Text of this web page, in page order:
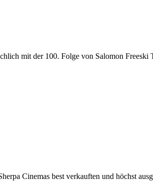
mit der 100. Folge von Salomon
Cinemas best verkauften und höchst